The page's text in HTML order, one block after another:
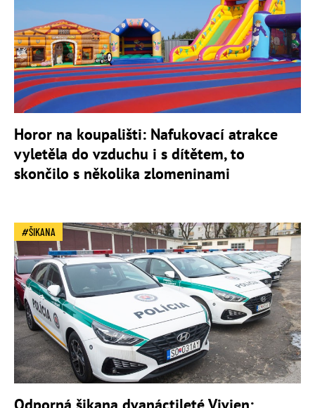
Horor na koupališti: Nafukovací atrakce
vyletěla do vzduchu i s dítětem, to
skončilo s několika zlomeninami
ŠIKANA